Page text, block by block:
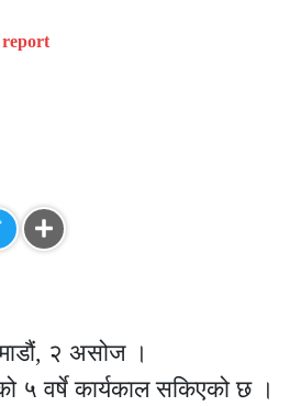
२ असोज ।
५ वर्षे कार्यकाल सकिएको छ ।